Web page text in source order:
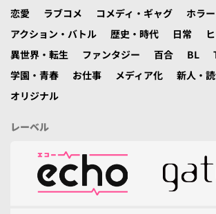
恋愛
ラブコメ コメディ・ギャグ ホラー
アクション・バトル
歴史・時代 日常
異世界・転生
ファンタジー 百合 BL
学園・青春
お仕事 メディア化 新人・
オリジナル
レーベル